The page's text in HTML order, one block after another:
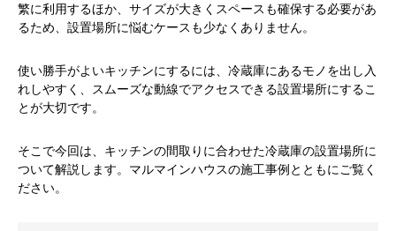
繁に利用するほか、サイズが大きくスペースも確保する必要があ
るため、設置場所に悩むケースも少なくありません。
使い勝手がよいキッチンにするには、冷蔵庫にあるモノを出し入
れしやすく、スムーズな動線でアクセスできる設置場所にするこ
とが大切です。
そこで今回は、キッチンの間取りに合わせた冷蔵庫の設置場所に
ついて解説します。マルマインハウスの施工事例とともにご覧く
ださい。